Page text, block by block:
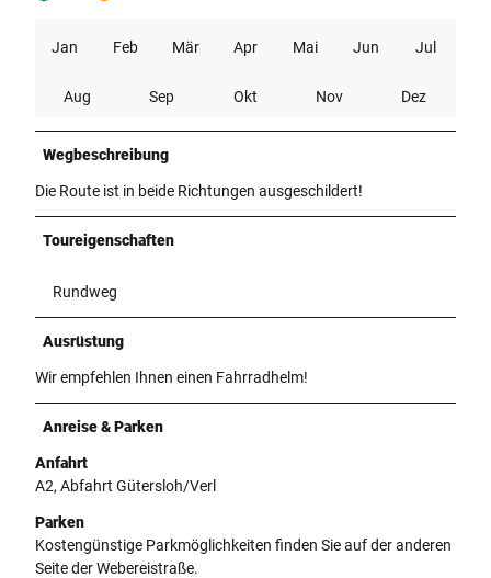
Jan Feb Mär Apr Mai Jun Jul
Aug Sep Okt Nov Dez
Wegbeschreibung
Die Route ist in beide Richtungen ausgeschildert!
Toureigenschaften
Rundweg
Ausrüstung
Wir empfehlen Ihnen einen Fahrradhelm!
Anreise & Parken
Anfahrt
A2, Abfahrt Gütersloh/Verl
Parken
Kostengünstige Parkmöglichkeiten finden Sie auf der anderen
Seite der Webereistraße.